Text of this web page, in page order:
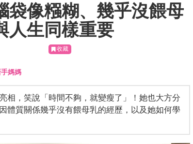
袋像糨糊、幾乎沒餵母
人生同樣重要
收藏
手媽媽
相，笑說「時間不夠，就變瘦了」！她也大方分
體質關係幾乎沒有餵母乳的經歷，以及她如何學